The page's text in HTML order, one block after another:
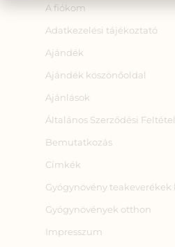
A fiókom
Adatkezelési tájékoztató
Ajándék
Ajándék köszönőoldal
Ajánlások
Általános Szerződési
Bemutatkozás
Címkék
Gyógynövény teakeverékek
Gyógynövények otthon
Impresszum